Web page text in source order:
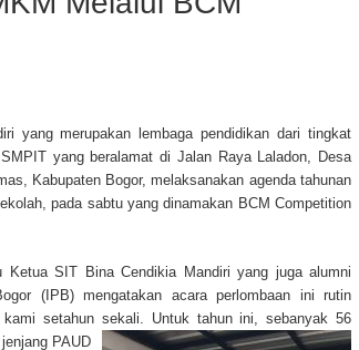
yang merupakan lembaga pendidikan dari tingkat
yang beralamat di Jalan Raya Laladon, Desa
Kabupaten Bogor, melaksanakan agenda tahunan
pada sabtu yang dinamakan BCM Competition
Ketua SIT Bina Cendikia Mandiri yang juga alumni
(IPB) mengatakan acara perlombaan ini rutin
setahun sekali. Untuk tahun ini, sebanyak 56
jenjang PAUD